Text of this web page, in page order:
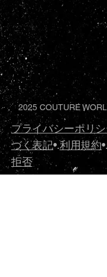
プライバシーポリ
づく表記•.利用規約•.
拒否
2025 COUTURE